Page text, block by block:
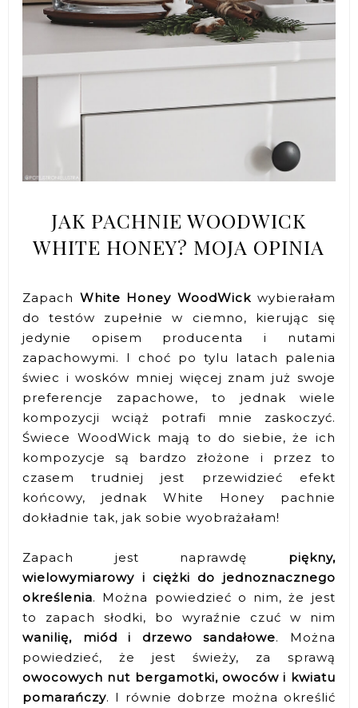
JAK PACHNIE WOODWICK
WHITE HONEY? MOJA OPINIA
Zapach White Honey WoodWick wybierałam
do testów zupełnie w ciemno, kierując się
jedynie opisem producenta i nutami
zapachowymi. I choć po tylu latach palenia
świec i wosków mniej więcej znam już swoje
preferencje zapachowe, to jednak wiele
kompozycji wciąż potrafi mnie zaskoczyć.
Świece WoodWick mają to do siebie, że ich
kompozycje są bardzo złożone i przez to
czasem trudniej jest przewidzieć efekt
końcowy, jednak White Honey pachnie
dokładnie tak, jak sobie wyobrażałam!
Zapach jest naprawdę piękny,
wielowymiarowy i ciężki do jednoznacznego
określenia. Można powiedzieć o nim, że jest
to zapach słodki, bo wyraźnie czuć w nim
wanilię, miód i drzewo sandałowe. Można
powiedzieć, że jest świeży, za sprawą
owocowych nut bergamotki, owoców i kwiatu
pomarańczy. I równie dobrze można określić